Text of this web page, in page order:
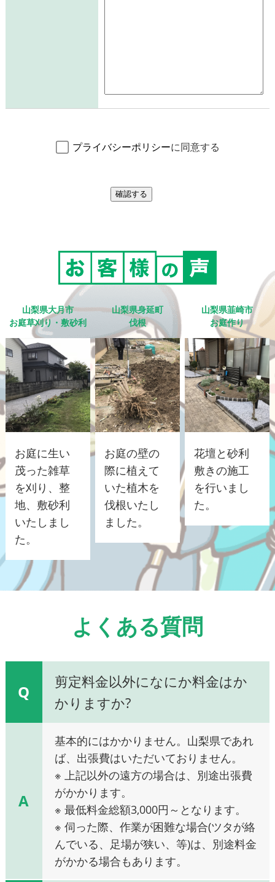
プライバシーポリシーに同意する
山梨県大月市
お庭草刈り・敷砂利
お庭に生い
茂った雑草
を刈り、整
地、敷砂利
いたしまし
た。
山梨県身延町
伐根
お庭の壁の
際に植えて
いた植木を
伐根いたし
ました。
山梨県韮崎市
お庭作り
花壇と砂利
敷きの施工
を行いまし
た。
よくある質問
Q
剪定料金以外になにか料金はか
かりますか?
A
基本的にはかかりません。山梨県であれ
ば、出張費はいただいておりません。
※ 上記以外の遠方の場合は、別途出張費
がかかります。
※ 最低料金総額3,000円～となります。
※ 伺った際、作業が困難な場合(ツタが絡
んでいる、足場が狭い、等)は、別途料金
がかかる場合もあります。